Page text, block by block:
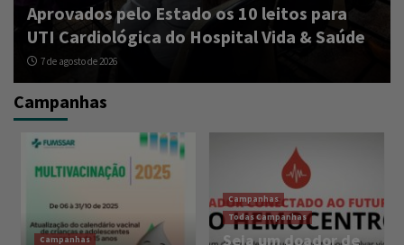
Aprovados pelo Estado os 10 leitos para
UTI Cardiológica do Hospital Vida & Saúde
7 de agosto de 2026
Campanhas
Campanhas
Campanhas
Todas Campanhas
Seja um doador de
UBSs recebem novas impressoras para
reforçar rastreamento do HPV em Santa
Rosa
Publicações Legais > Concursos e Seleções Públicas > 2026 >
CIEE